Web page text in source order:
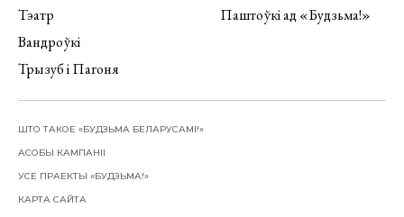
Тэатр
Вандроўкі
Трызуб і Пагоня
Паштоўкі ад «Будзьма!»
ШТО ТАКОЕ «БУДЗЬМА БЕЛАРУСАМІ!»
АСОБЫ КАМПАНІІ
УСЕ ПРАЕКТЫ «БУДЗЬМА!»
КАРТА САЙТА